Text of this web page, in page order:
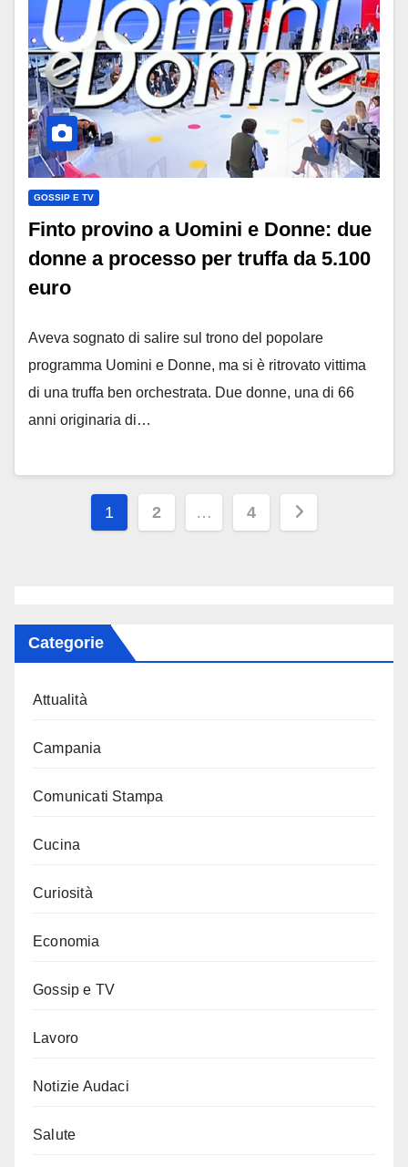
GOSSIP E TV
Finto provino a Uomini e Donne: due
donne a processo per truffa da 5.100
euro
Aveva sognato di salire sul trono del popolare
programma Uomini e Donne, ma si è ritrovato vittima
di una truffa ben orchestrata. Due donne, una di 66
anni originaria di…
Paginazione
1 2 … 4
Categorie
Attualità
Campania
Comunicati Stampa
Cucina
Curiosità
Economia
Gossip e TV
Lavoro
Notizie Audaci
Salute